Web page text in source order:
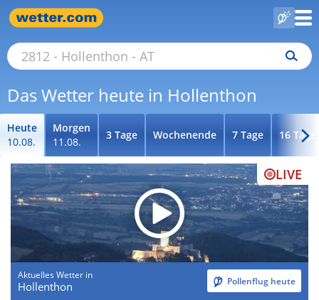
Das Wetter heute in Hollenthon
Heute
10.08.
Morgen
11.08.
3 Tage Wochenende 7 Tage 16 Tage
LIVE
Aktuelles Wetter in
Hollenthon Pollenflug heute